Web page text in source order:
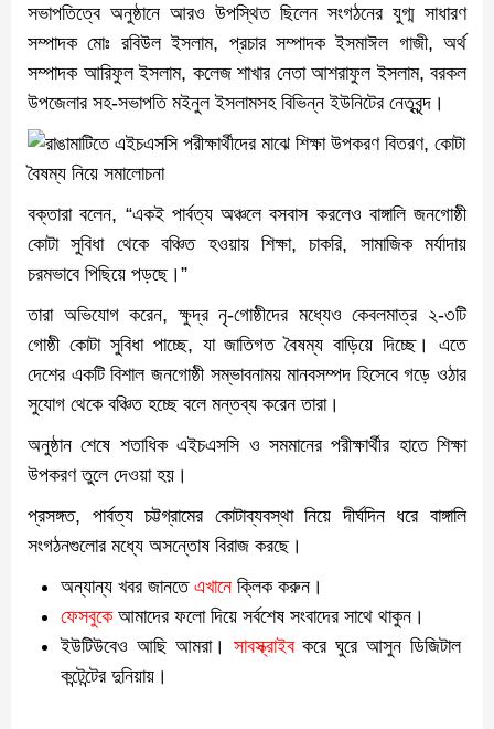
সভাপতিত্বে অনুষ্ঠানে আরও উপস্থিত ছিলেন সংগঠনের যুগ্ম সাধারণ
সম্পাদক মোঃ রবিউল ইসলাম, প্রচার সম্পাদক ইসমাঈল গাজী, অর্থ
সম্পাদক আরিফুল ইসলাম, কলেজ শাখার নেতা আশরাফুল ইসলাম, বরকল
উপজেলার সহ-সভাপতি মইনুল ইসলামসহ বিভিন্ন ইউনিটের নেতৃবৃন্দ।
বক্তারা বলেন, “একই পার্বত্য অঞ্চলে বসবাস করলেও বাঙ্গালি জনগোষ্ঠী
কোটা সুবিধা থেকে বঞ্চিত হওয়ায় শিক্ষা, চাকরি, সামাজিক মর্যাদায়
চরমভাবে পিছিয়ে পড়ছে।”
তারা অভিযোগ করেন, ক্ষুদ্র নৃ-গোষ্ঠীদের মধ্যেও কেবলমাত্র ২-৩টি
গোষ্ঠী কোটা সুবিধা পাচ্ছে, যা জাতিগত বৈষম্য বাড়িয়ে দিচ্ছে। এতে
দেশের একটি বিশাল জনগোষ্ঠী সম্ভাবনাময় মানবসম্পদ হিসেবে গড়ে ওঠার
সুযোগ থেকে বঞ্চিত হচ্ছে বলে মন্তব্য করেন তারা।
অনুষ্ঠান শেষে শতাধিক এইচএসসি ও সমমানের পরীক্ষার্থীর হাতে শিক্ষা
উপকরণ তুলে দেওয়া হয়।
প্রসঙ্গত, পার্বত্য চট্টগ্রামের কোটাব্যবস্থা নিয়ে দীর্ঘদিন ধরে বাঙ্গালি
সংগঠনগুলোর মধ্যে অসন্তোষ বিরাজ করছে।
অন্যান্য খবর জানতে এখানে ক্লিক করুন।
ফেসবুকেআমাদের ফলো দিয়ে সর্বশেষ সংবাদের সাথে থাকুন।
ইউটিউবেও আছি আমরা। সাবস্ক্রাইব করে ঘুরে আসুন ডিজিটাল
কন্টেন্টের দুনিয়ায়।